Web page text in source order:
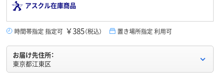
アスクル在庫商品
時間帯指定 指定可 ￥385（税込） 置き場所指定 利用可
お届け先住所：
東京都江東区